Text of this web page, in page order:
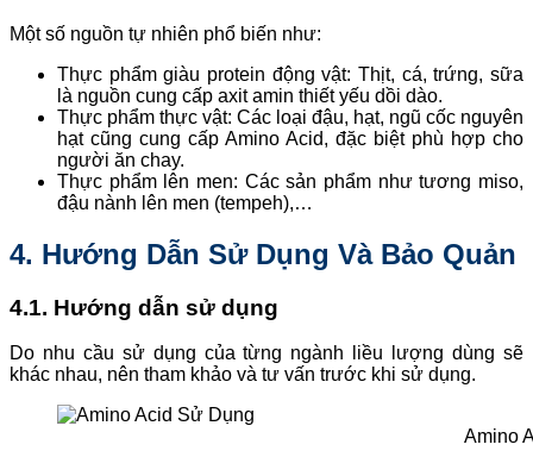
Một số nguồn tự nhiên phổ biến như:
Thực phẩm giàu protein động vật: Thịt, cá, trứng, sữa
là nguồn cung cấp axit amin thiết yếu dồi dào.
Thực phẩm thực vật: Các loại đậu, hạt, ngũ cốc nguyên
hạt cũng cung cấp Amino Acid, đặc biệt phù hợp cho
người ăn chay.
Thực phẩm lên men: Các sản phẩm như tương miso,
đậu nành lên men (tempeh),…
4. Hướng Dẫn Sử Dụng Và Bảo Quản
4.1. Hướng dẫn sử dụng
Do nhu cầu sử dụng của từng ngành liều lượng dùng sẽ
khác nhau, nên tham khảo và tư vấn trước khi sử dụng.
Amino